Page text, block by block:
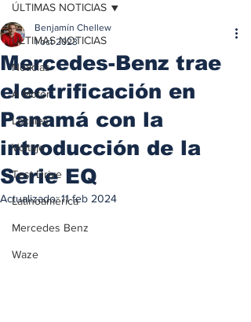
ÚLTIMAS NOTICIAS
Noticias
A Motor
Locales
Voltaje
Test Drive
Latinoamérica
Mercedes Benz
Waze
ÚLTIMAS NOTICIAS
Mercedes-Benz trae
electrificación en
Panamá con la
introducción de la
Serie EQ
Benjamín Chellew
1 oct 2023
Actualizado:11 feb 2024